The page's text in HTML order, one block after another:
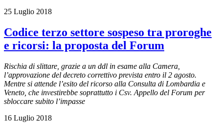
25 Luglio 2018
Codice terzo settore sospeso tra proroghe
e ricorsi: la proposta del Forum
Rischia di slittare, grazie a un ddl in esame alla Camera,
l’approvazione del decreto correttivo prevista entro il 2 agosto.
Mentre si attende l’esito del ricorso alla Consulta di Lombardia e
Veneto, che investirebbe soprattutto i Csv. Appello del Forum per
sbloccare subito l’impasse
16 Luglio 2018